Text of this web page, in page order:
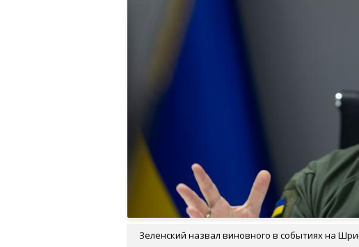
Зеленский назвал виновного в событиях на